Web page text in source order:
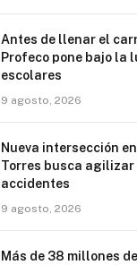
Antes de llenar el
Profeco pone bajo la
escolares
9 agosto, 2026
Nueva intersección
Torres busca
accidentes
9 agosto, 2026
Más de 38 millones